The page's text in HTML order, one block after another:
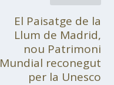
El Paisatge de la
Llum de Madrid,
nou Patrimoni
Mundial reconegut
per la Unesco